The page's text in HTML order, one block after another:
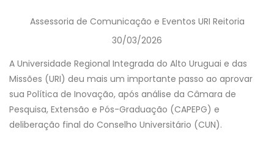
Assessoria de Comunicação e Eventos URI Reitoria
30/03/2026
A Universidade Regional Integrada do Alto Uruguai e das
Missões (URI) deu mais um importante passo ao aprovar
sua Política de Inovação, após análise da Câmara de
Pesquisa, Extensão e Pós-Graduação (CAPEPG) e
deliberação final do Conselho Universitário (CUN).